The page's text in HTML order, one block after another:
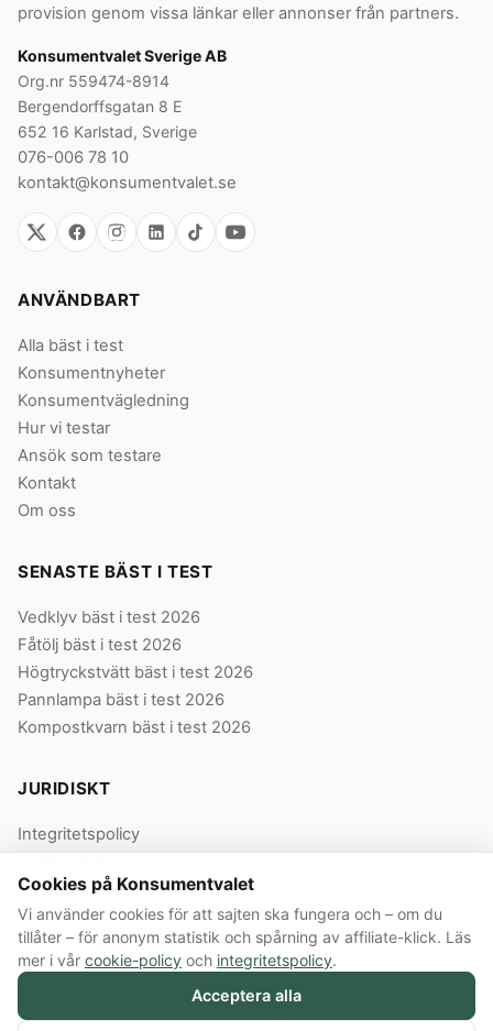
provision genom vissa länkar eller annonser från partners.
Konsumentvalet Sverige AB
Org.nr 559474-8914
Bergendorffsgatan 8 E
652 16 Karlstad, Sverige
076-006 78 10
kontakt@konsumentvalet.se
ANVÄNDBART
Alla bäst i test
Konsumentnyheter
Konsumentvägledning
Hur vi testar
Ansök som testare
Kontakt
Om oss
SENASTE BÄST I TEST
Vedklyv bäst i test 2026
Fåtölj bäst i test 2026
Högtryckstvätt bäst i test 2026
Pannlampa bäst i test 2026
Kompostkvarn bäst i test 2026
JURIDISKT
Integritetspolicy
Användarvillkor
Våra villkor
© 2026 Konsumentvalet Sverige AB · Org.nr 559474-8914 · Bergendorffsgatan
8 E, 652 16 Karlstad
Cookies på Konsumentvalet
Vi använder cookies för att sajten ska fungera och – om du
tillåter – för anonym statistik och spårning av affiliate-klick. Läs
mer i vår cookie-policy och integritetspolicy.
Acceptera alla